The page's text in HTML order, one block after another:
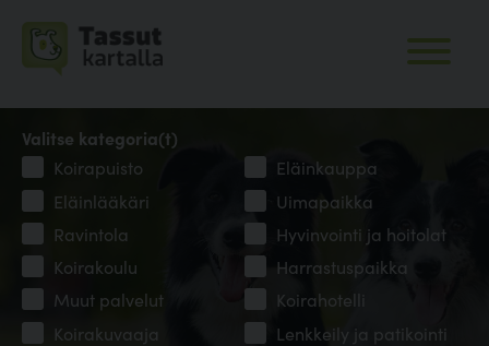
Valitse kategoria(t)
Koirapuisto
Eläinkauppa
Eläinlääkäri
Uimapaikka
Ravintola
Hyvinvointi ja hoitolat
Koirakoulu
Harrastuspaikka
Muut palvelut
Koirahotelli
Koirakuvaaja
Lenkkeily ja patikointi